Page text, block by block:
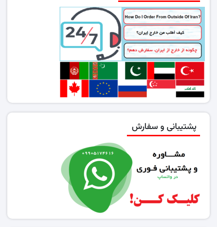
پشتیبانی و سفارش